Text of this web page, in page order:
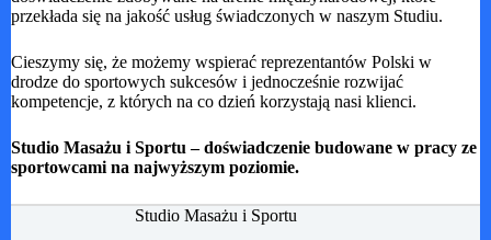
przekłada się na jakość usług świadczonych w naszym Studiu.
Cieszymy się, że możemy wspierać reprezentantów Polski w
drodze do sportowych sukcesów i jednocześnie rozwijać
kompetencje, z których na co dzień korzystają nasi klienci.
Studio Masażu i Sportu – doświadczenie budowane w pracy ze
sportowcami na najwyższym poziomie.
Studio Masażu i Sportu